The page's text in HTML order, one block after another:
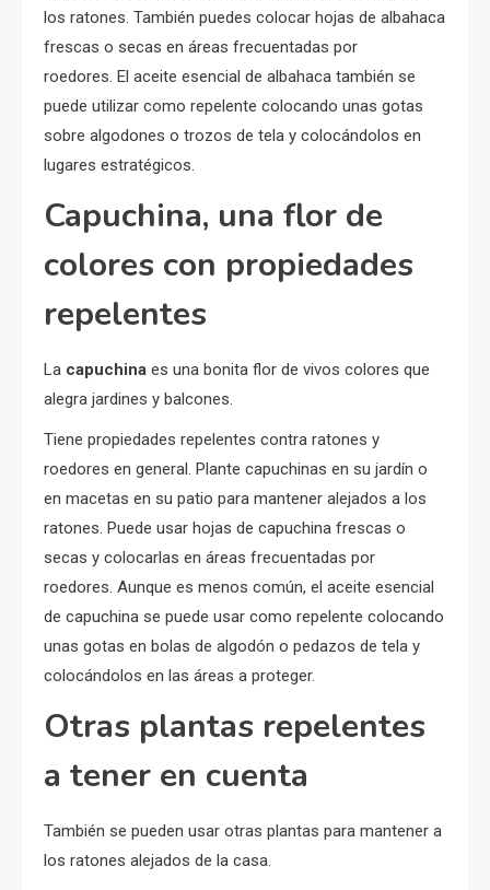
los ratones. También puedes colocar hojas de albahaca
frescas o secas en áreas frecuentadas por
roedores. El aceite esencial de albahaca también se
puede utilizar como repelente colocando unas gotas
sobre algodones o trozos de tela y colocándolos en
lugares estratégicos.
Capuchina, una flor de
colores con propiedades
repelentes
La capuchina es una bonita flor de vivos colores que
alegra jardines y balcones.
Tiene propiedades repelentes contra ratones y
roedores en general. Plante capuchinas en su jardín o
en macetas en su patio para mantener alejados a los
ratones. Puede usar hojas de capuchina frescas o
secas y colocarlas en áreas frecuentadas por
roedores. Aunque es menos común, el aceite esencial
de capuchina se puede usar como repelente colocando
unas gotas en bolas de algodón o pedazos de tela y
colocándolos en las áreas a proteger.
Otras plantas repelentes
a tener en cuenta
También se pueden usar otras plantas para mantener a
los ratones alejados de la casa.